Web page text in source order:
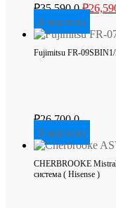
₽35,590.0.₽
В корзину
Fujimitsu FR-
₽26,700.0
В корзину
CHERBROOKE
система ( Hisense )